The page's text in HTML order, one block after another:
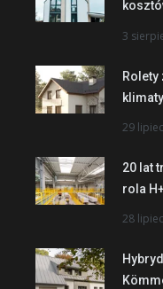
3
29
20 lat
rola
28